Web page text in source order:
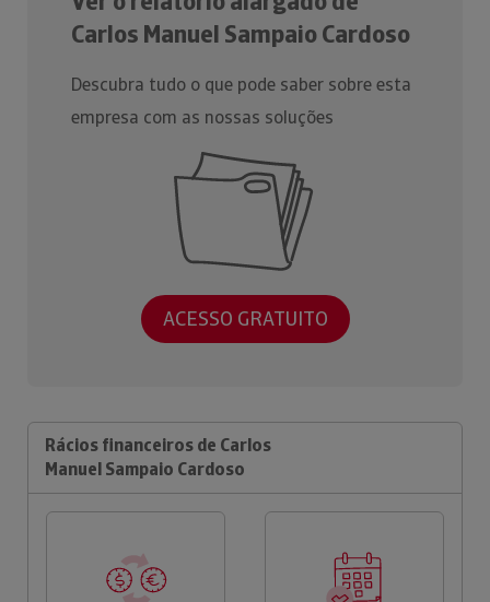
Carlos Manuel Sampaio Cardoso
Descubra tudo o que pode saber sobre esta
empresa com as nossas soluções
ACESSO GRATUITO
Rácios financeiros de Carlos
Manuel Sampaio Cardoso